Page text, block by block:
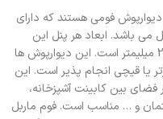
در واقع نوعی دیوارپوش فومی هستند که دارای
می باشد. ابعاد هر پنل این
محصول 60*60 سانتیمتر و ضخامت آن 2.5 میلیمتر است. این دیوارپوش ها
یا قیچی انجام پذیر است. این
بین کابینت آشپزخانه،
و … مناسب است. فوم ماربل